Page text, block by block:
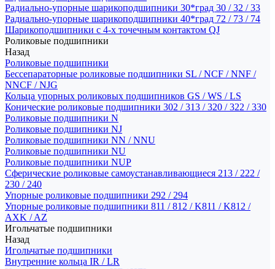
Радиально-упорные шарикоподшипники 30*град 30 / 32 / 33
Радиально-упорные шарикоподшипники 40*град 72 / 73 / 74
Шарикоподшипники с 4-х точечным контактом QJ
Роликовые подшипники
Назад
Роликовые подшипники
Бессепараторные роликовые подшипники SL / NCF / NNF /
NNCF / NJG
Кольца упорных роликовых подшипников GS / WS / LS
Конические роликовые подшипники 302 / 313 / 320 / 322 / 330
Роликовые подшипники N
Роликовые подшипники NJ
Роликовые подшипники NN / NNU
Роликовые подшипники NU
Роликовые подшипники NUP
Сферические роликовые самоустанавливающиеся 213 / 222 /
230 / 240
Упорные роликовые подшипники 292 / 294
Упорные роликовые подшипники 811 / 812 / K811 / K812 /
AXK / AZ
Игольчатые подшипники
Назад
Игольчатые подшипники
Внутренние кольца IR / LR